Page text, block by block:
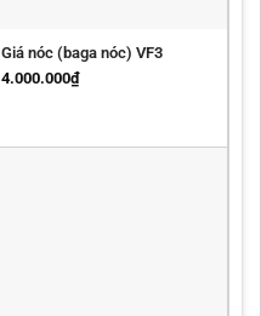
Giá nóc (baga nóc) VF3
4.000.000₫